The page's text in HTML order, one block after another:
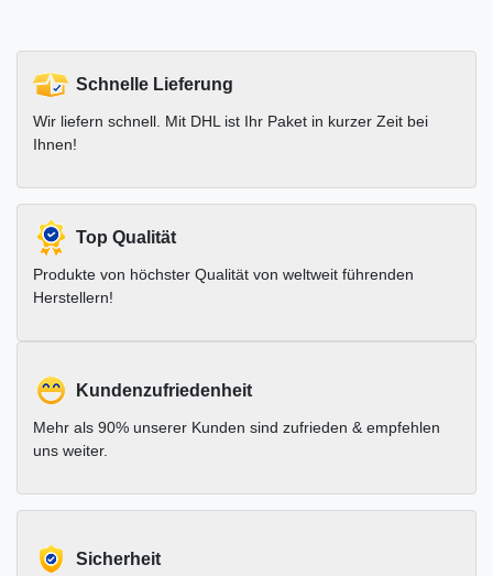
Schnelle Lieferung
Wir liefern schnell. Mit DHL ist Ihr Paket in kurzer Zeit bei
Ihnen!
Top Qualität
Produkte von höchster Qualität von weltweit führenden
Herstellern!
Kundenzufriedenheit
Mehr als 90% unserer Kunden sind zufrieden & empfehlen
uns weiter.
Sicherheit